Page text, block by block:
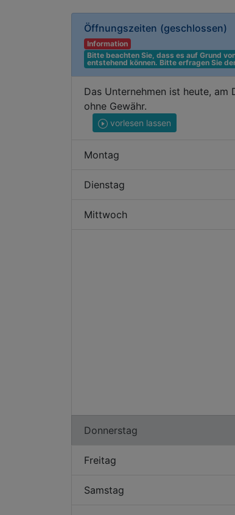
Öffnungszeiten (geschlossen)
Information
Bitte beachten Sie, dass es auf Grund
entstehend können. Bitte erfragen Sie
Das Unternehmen ist heute,
ohne Gewähr.
vorlesen lassen
Montag
Dienstag
Mittwoch
Donnerstag
Freitag
Samstag